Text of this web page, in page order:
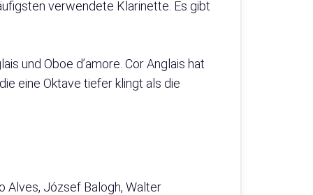
verwendete Klarinette. Es gibt
und Oboe d’amore. Cor Anglais hat
eine Oktave tiefer klingt als die
Alves, József Balogh, Walter